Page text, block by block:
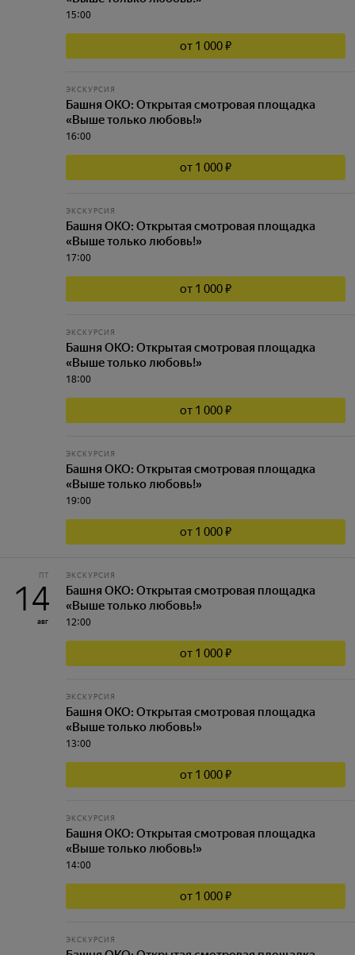
15:00
от 1 000 ₽
ЭКСКУРСИЯ
Башня ОКО: Открытая смотровая площадка
«Выше только любовь!»
16:00
от 1 000 ₽
ЭКСКУРСИЯ
Башня ОКО: Открытая смотровая площадка
«Выше только любовь!»
17:00
от 1 000 ₽
ЭКСКУРСИЯ
Башня ОКО: Открытая смотровая площадка
«Выше только любовь!»
18:00
от 1 000 ₽
ЭКСКУРСИЯ
Башня ОКО: Открытая смотровая площадка
«Выше только любовь!»
19:00
от 1 000 ₽
ПТ
14
авг
ЭКСКУРСИЯ
Башня ОКО: Открытая смотровая площадка
«Выше только любовь!»
12:00
от 1 000 ₽
ЭКСКУРСИЯ
Башня ОКО: Открытая смотровая площадка
«Выше только любовь!»
13:00
от 1 000 ₽
ЭКСКУРСИЯ
Башня ОКО: Открытая смотровая площадка
«Выше только любовь!»
14:00
от 1 000 ₽
ЭКСКУРСИЯ